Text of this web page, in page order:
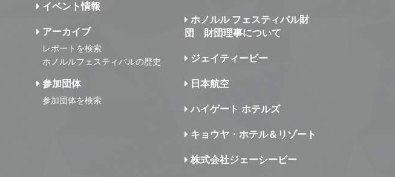
イベント情報
アーカイブ
レポートを検索
ホノルルフェスティバルの歴史
参加団体
参加団体を検索
ホノルル フェスティバル財
団 財団理事について
ジェイティービー
日本航空
ハイゲート ホテルズ
キョウヤ・ホテル＆リゾート
株式会社ジェーシービー